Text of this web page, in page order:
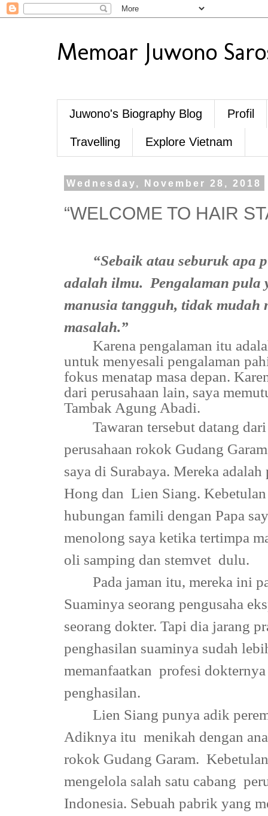
Memoar Juwono
Juwono's Biography Blog Profil
Travelling Explore Vietnam
Wednesday, November 28, 2018
“WELCOME TO HAIR
“Sebaik atau seburuk apa
adalah ilmu. Pengalaman pula
manusia tangguh, tidak mudah
masalah.”
Karena pengalaman itu
untuk menyesali pengalaman
fokus menatap masa depan.
dari perusahaan lain, saya
Tambak Agung Abadi.
Tawaran tersebut datang
perusahaan rokok Gudang
saya di Surabaya. Mereka
Hong dan Lien Siang.
hubungan famili dengan Papa
menolong saya ketika tertimpa
oli samping dan stemvet dulu.
Pada jaman itu, mereka ini
Suaminya seorang pengusaha
seorang dokter. Tapi dia jarang
penghasilan suaminya sudah
memanfaatkan profesi dokternya
penghasilan.
Lien Siang punya adik
Adiknya itu menikah dengan
rokok Gudang Garam.
mengelola salah satu cabang
Indonesia. Sebuah pabrik yang